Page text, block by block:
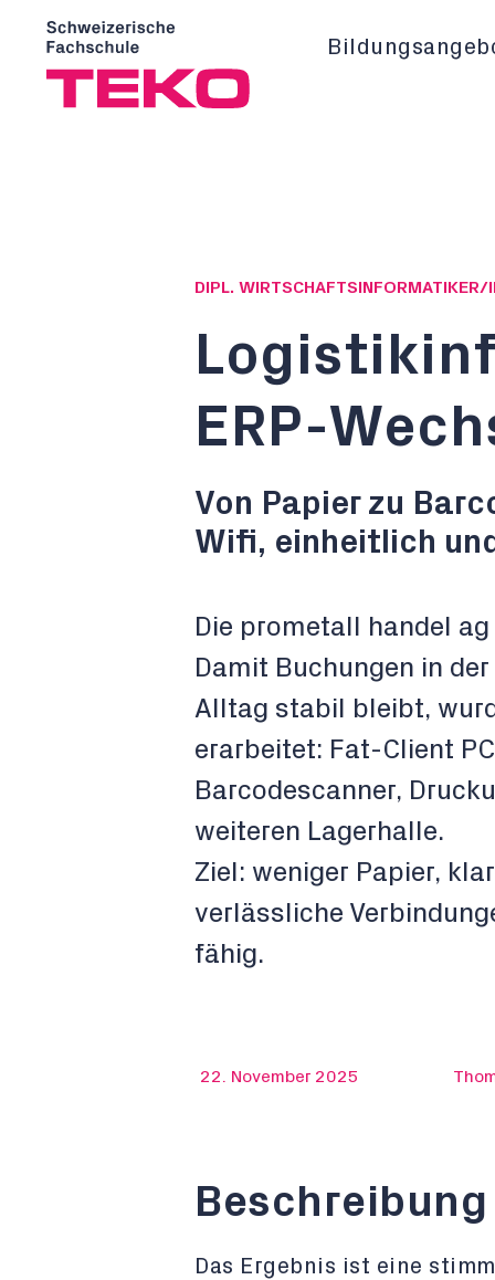
DIPL. WIRTSCHAFTSINFORMATIKER/
ERP-
Von Papier zu
Wifi, einheitlich
Die prometall handel
Damit Buchungen in
Alltag stabil bleibt,
erarbeitet: Fat-Client
Barcodescanner,
weiteren Lagerhalle.
Ziel: weniger Papier,
verlässliche
fähig.
22. November 2025
Das Ergebnis ist eine